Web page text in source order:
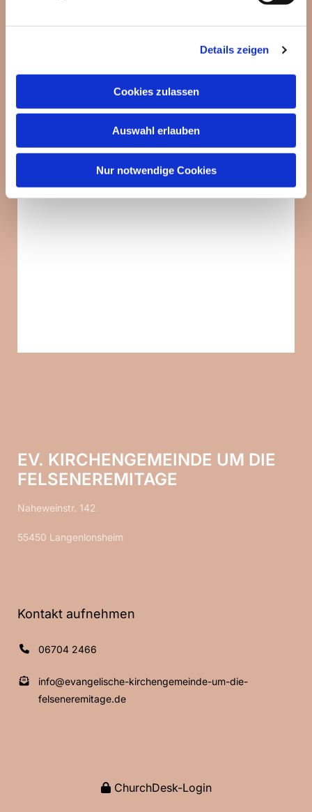
Details zeigen
Cookies zulassen
Auswahl erlauben
Nur notwendige Cookies
EV. KIRCHENGEMEINDE UM DIE
FELSENEREMITAGE
Naheweinstr. 142
55450 Langenlonsheim
Kontakt aufnehmen
06704 2466
info@evangelische-kirchengemeinde-um-die-
felseneremitage.de
ChurchDesk-Login